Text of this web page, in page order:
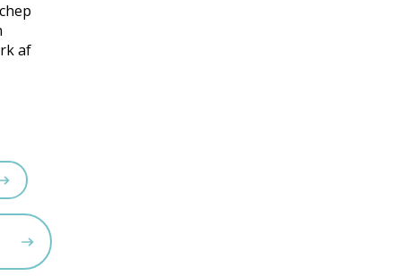
af